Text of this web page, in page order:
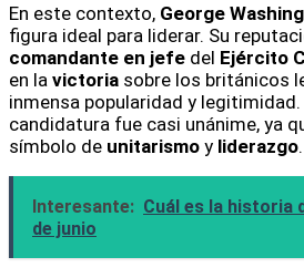
En este contexto, George
figura ideal para liderar. Su
comandante en jefe del Ejército
en la victoria sobre los británicos
inmensa popularidad y legitimidad.
candidatura fue casi unánime, ya
símbolo de unitarismo y liderazgo.
Interesante: Cuál es la historia
de junio